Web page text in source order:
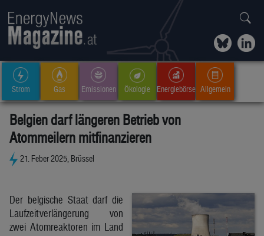
Strom Gas Emissionen Ökologie Energiebörse Allgemein
Belgien darf längeren Betrieb von
Atommeilern mitfinanzieren
21. Feber 2025, Brüssel
Der belgische Staat darf die
Laufzeitverlängerung von
zwei Atomreaktoren im Land